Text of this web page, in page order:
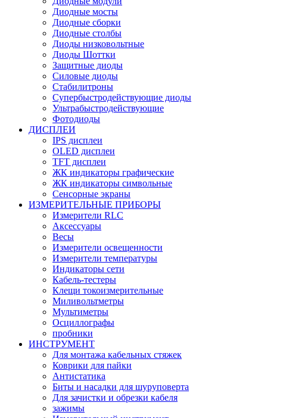
Диодные мосты
Диодные сборки
Диодные столбы
Диоды низковольтные
Диоды Шоттки
Защитные диоды
Силовые диоды
Стабилитроны
Супербыстродействующие диоды
Ультрабыстродействующие
Фотодиоды
ДИСПЛЕИ
IPS дисплеи
OLED дисплеи
TFT дисплеи
ЖК индикаторы графические
ЖК индикаторы символьные
Сенсорные экраны
ИЗМЕРИТЕЛЬНЫЕ ПРИБОРЫ
Измерители RLC
Аксессуары
Весы
Измерители освещенности
Измерители температуры
Индикаторы сети
Кабель-тестеры
Клещи токоизмерительные
Миливольтметры
Мультиметры
Осциллографы
пробники
ИНСТРУМЕНТ
Для монтажа кабельных стяжек
Коврики для пайки
Антистатика
Биты и насадки для шуруповерта
Для зачистки и обрезки кабеля
зажимы